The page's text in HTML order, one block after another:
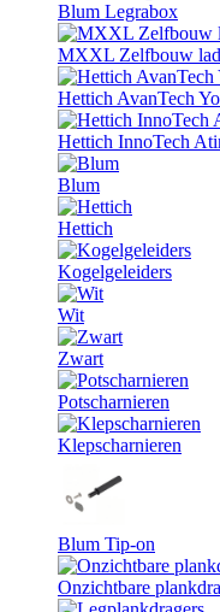
Blum Legrabox
MXXL Zelfbouw
Hettich AvanTech
Hettich InnoTech
Blum
Hettich
Kogelgeleiders
Wit
Zwart
Potscharnieren
Klepscharnieren
Blum Tip-on
Onzichtbare